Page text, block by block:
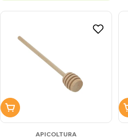
Aggiungi al carrello
APICOLTURA